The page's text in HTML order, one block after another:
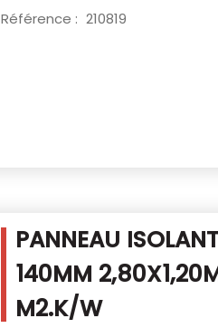
Référence : 210819
PANNEAU
140MM
M2.K/W